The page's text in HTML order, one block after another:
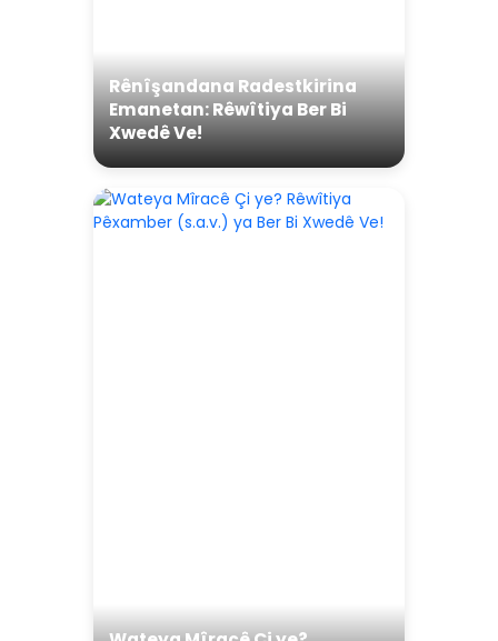
Rênîşandana Radestkirina
Emanetan: Rêwîtiya Ber Bi
Xwedê Ve!